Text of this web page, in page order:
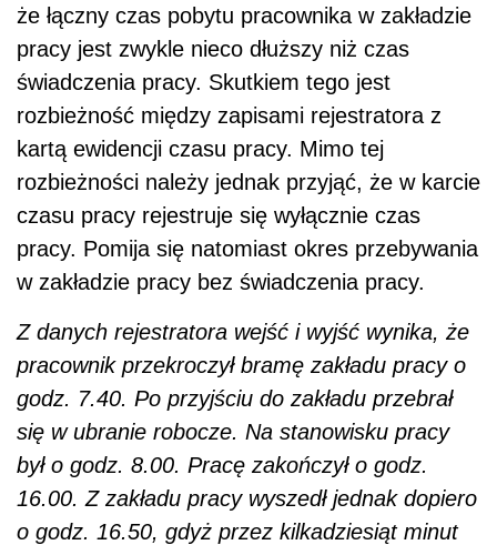
że łączny czas pobytu pracownika w zakładzie
pracy jest zwykle nieco dłuższy niż czas
świadczenia pracy. Skutkiem tego jest
rozbieżność między zapisami rejestratora z
kartą ewidencji czasu pracy. Mimo tej
rozbieżności należy jednak przyjąć, że w karcie
czasu pracy rejestruje się wyłącznie czas
pracy. Pomija się natomiast okres przebywania
w zakładzie pracy bez świadczenia pracy.
Z danych rejestratora wejść i wyjść wynika, że
pracownik przekroczył bramę zakładu pracy o
godz. 7.40. Po przyjściu do zakładu przebrał
się w ubranie robocze. Na stanowisku pracy
był o godz. 8.00. Pracę zakończył o godz.
16.00. Z zakładu pracy wyszedł jednak dopiero
o godz. 16.50, gdyż przez kilkadziesiąt minut